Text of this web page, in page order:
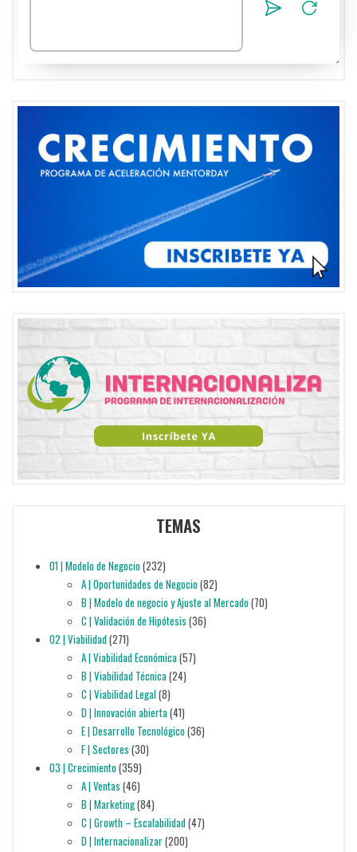
TEMAS
01 | Modelo de Negocio(232)
A | Oportunidades de Negocio(82)
B | Modelo de negocio y Ajuste al Mercado(70)
C | Validación de Hipótesis (36)
02 | Viabilidad(271)
A | Viabilidad Económica(57)
B | Viabilidad Técnica(24)
C | Viabilidad Legal(8)
D | Innovación abierta(41)
E | Desarrollo Tecnológico(36)
F | Sectores (30)
03 | Crecimiento(359)
A | Ventas (46)
B | Marketing(84)
C | Growth – Escalabilidad(47)
D | Internacionalizar(200)